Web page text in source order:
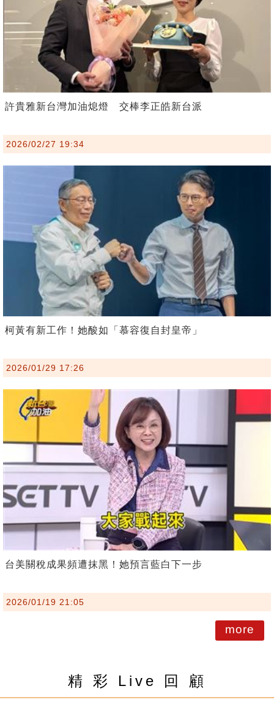
許貴雅新台灣加油熄燈 交棒李正皓新台派
2026/02/27 19:34
柯黃有新工作！她酸如「慕容復自封皇帝」
2026/01/29 17:26
台美關稅成果頻遭抹黑！她預言藍白下一步
2026/01/19 21:05
more
精 彩 Live 回 顧